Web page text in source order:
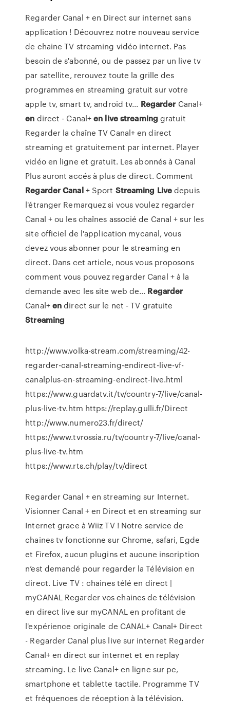
Regarder Canal + en Direct sur internet sans
application ! Découvrez notre nouveau service
de chaine TV streaming vidéo internet. Pas
besoin de s'abonné, ou de passez par un live tv
par satellite, rerouvez toute la grille des
programmes en streaming gratuit sur votre
apple tv, smart tv, android tv... Regarder Canal+
en direct - Canal+en livestreaming gratuit
Regarder la chaîne TV Canal+ en direct
streaming et gratuitement par internet. Player
vidéo en ligne et gratuit. Les abonnés à Canal
Plus auront accés à plus de direct. Comment
RegarderCanal+ Sport Streaming Livedepuis
l'étranger Remarquez si vous voulez regarder
Canal + ou les chaînes associé de Canal + sur les
site officiel de l'application mycanal, vous
devez vous abonner pour le streaming en
direct. Dans cet article, nous vous proposons
comment vous pouvez regarder Canal + à la
demande avec les site web de... Regarder
Canal+endirect sur le net - TV gratuite
Streaming
http://www.volka-stream.com/streaming/42-
regarder-canal-streaming-endirect-live-vf-
canalplus-en-streaming-endirect-live.html
https://www.guardatv.it/tv/country-7/live/canal-
plus-live-tv.htm https://replay.gulli.fr/Direct
http://www.numero23.fr/direct/
https://www.tvrossia.ru/tv/country-7/live/canal-
plus-live-tv.htm
https://www.rts.ch/play/tv/direct
Regarder Canal + en streaming sur Internet.
Visionner Canal + en Direct et en streaming sur
Internet grace à Wiiz TV ! Notre service de
chaines tv fonctionne sur Chrome, safari, Egde
et Firefox, aucun plugins et aucune inscription
n’est demandé pour regarder la Télévision en
direct. Live TV : chaines télé en direct |
myCANAL Regarder vos chaines de télévision
en direct live sur myCANAL en profitant de
l'expérience originale de CANAL+ Canal+ Direct
- Regarder Canal plus live sur internet Regarder
Canal+ en direct sur internet et en replay
streaming. Le live Canal+ en ligne sur pc,
smartphone et tablette tactile. Programme TV
et fréquences de réception à la télévision.